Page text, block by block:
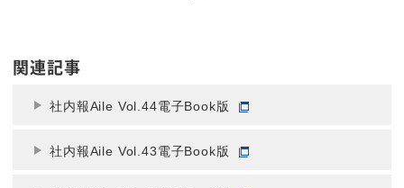
関連記事
社内報Aile Vol.44電子Book版
社内報Aile Vol.43電子Book版